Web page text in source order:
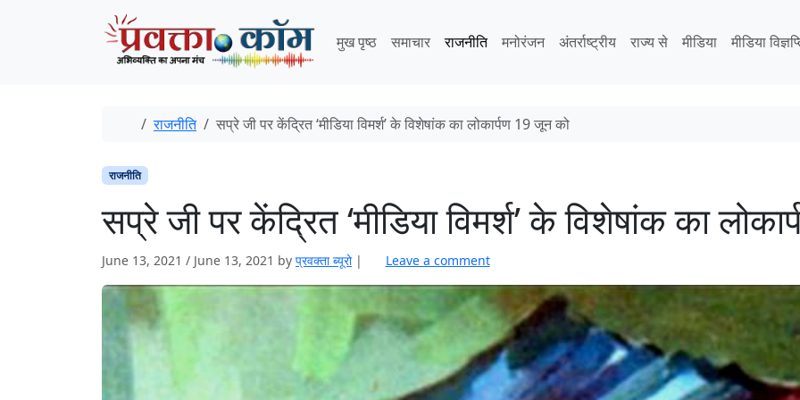
मुख पृष्ठ
समाचार राजनीति मनोरंजन अंतर्राष्ट्रीय राज्य से मीडिया मीडिया
Home
राजनीति सप्रे जी पर केंद्रित ‘मीडिया विमर्श’ के विशेषांक का लोकार्पण 19 जून को
राजनीति
सप्रे जी पर केंद्रित ‘मीडिया विमर्श’ के विशेषांक का
June 13, 2021 / June 13, 2021 by प्रवक्‍ता ब्यूरो | Leave a comment